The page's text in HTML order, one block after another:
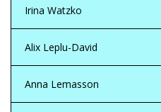
Irina Watzko
Alix Leplu-David
Anna Lemasson